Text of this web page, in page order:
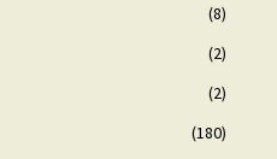
(8)
(2)
(2)
(180)